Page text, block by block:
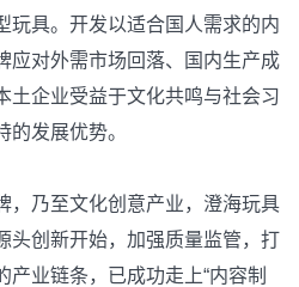
玩具。开发以适合国人需求的内
应对外需市场回落、国内生产成
土企业受益于文化共鸣与社会习
发展优势。
乃至文化创意产业，澄海玩具
头创新开始，加强质量监管，打
业链条，已成功走上“内容制